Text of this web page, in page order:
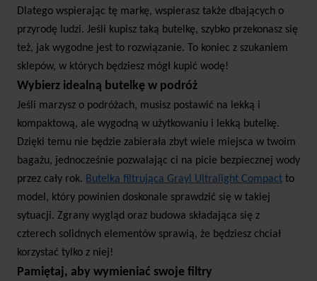
Dlatego wspierając tę markę, wspierasz także dbających o
przyrodę ludzi. Jeśli kupisz taką butelkę, szybko przekonasz się
też, jak wygodne jest to rozwiązanie. To koniec z szukaniem
sklepów, w których będziesz mógł kupić wodę!
Wybierz idealną butelkę w podróż
Jeśli marzysz o podróżach, musisz postawić na lekką i
kompaktową, ale wygodną w użytkowaniu i lekką butelkę.
Dzięki temu nie będzie zabierała zbyt wiele miejsca w twoim
bagażu, jednocześnie pozwalając ci na picie bezpiecznej wody
przez cały rok. Butelka filtrująca Grayl Ultralight Compact to
model, który powinien doskonale sprawdzić się w takiej
sytuacji. Zgrany wygląd oraz budowa składająca się z
czterech solidnych elementów sprawią, że będziesz chciał
korzystać tylko z niej!
Pamiętaj, aby wymieniać swoje filtry